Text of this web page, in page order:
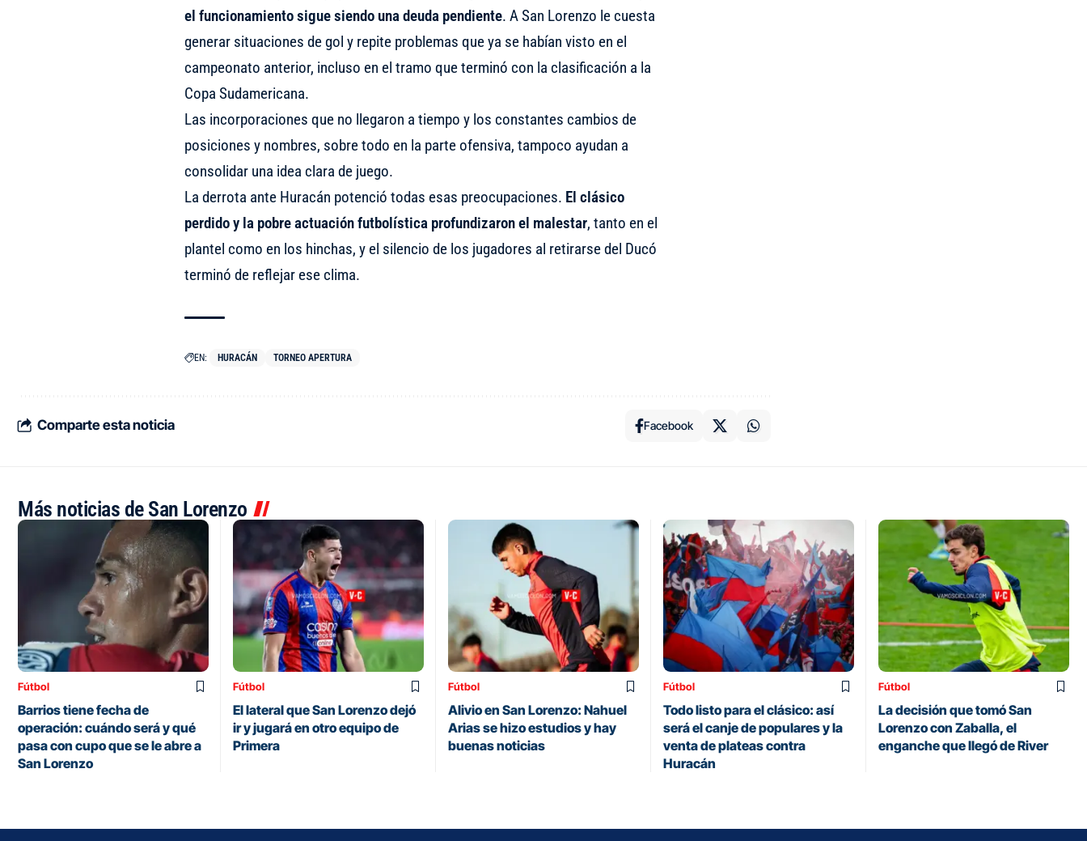
el funcionamiento sigue siendo una deuda pendiente. A San Lorenzo le cuesta
generar situaciones de gol y repite problemas que ya se habían visto en el
campeonato anterior, incluso en el tramo que terminó con la clasificación a la
Copa Sudamericana.
Las incorporaciones que no llegaron a tiempo y los constantes cambios de
posiciones y nombres, sobre todo en la parte ofensiva, tampoco ayudan a
consolidar una idea clara de juego.
La derrota ante Huracán potenció todas esas preocupaciones. El clásico
perdido y la pobre actuación futbolística profundizaron el malestar, tanto en el
plantel como en los hinchas, y el silencio de los jugadores al retirarse del Ducó
terminó de reflejar ese clima.
EN: HURACÁN TORNEO APERTURA
Comparte esta noticia Facebook
Más noticias de San Lorenzo
Fútbol
Barrios tiene fecha de
operación: cuándo será y qué
pasa con cupo que se le abre a
San Lorenzo
Fútbol
El lateral que San Lorenzo dejó
ir y jugará en otro equipo de
Primera
Fútbol
Alivio en San Lorenzo: Nahuel
Arias se hizo estudios y hay
buenas noticias
Fútbol
Todo listo para el clásico: así
será el canje de populares y la
venta de plateas contra
Huracán
Fútbol
La decisión que tomó San
Lorenzo con Zaballa, el
enganche que llegó de River